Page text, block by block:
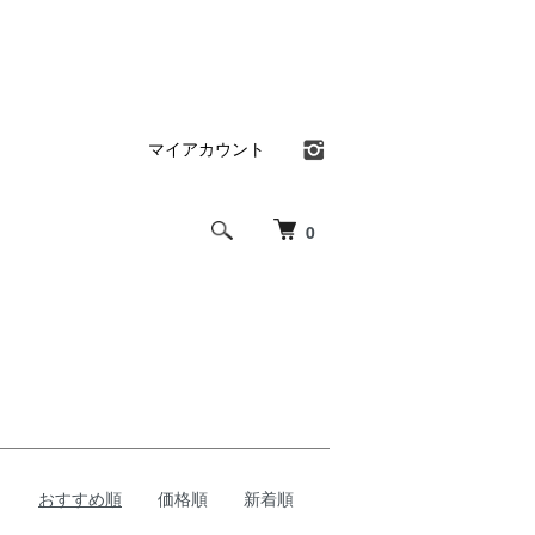
0
マイアカウント
おすすめ順 価格順 新着順